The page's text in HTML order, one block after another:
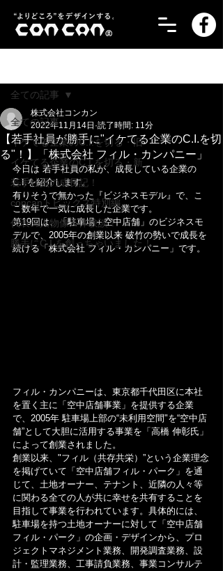
全ての記事
イケてる企業のC.I.を切る・旧
イケてる企業のC.I.を切る・新
若手社員の成長記！
concanトピックス特別編
代表の人物像＆体験談！
勝手にC.I.を創っちゃいました！
全ての記事
【若手社員が勝手に"イケてる企業のC.I.を切
る"！】「株式会社 フィル・カンパニー」
株式会社コンカン
2022年11月14日 読了時間: 11分
今日は 若手社員の私が、成長している企業の
C.I.を紹介します。
有りそうで無かった『ビジネスモデル』で、こ
こ数年で一気に成長した企業です。
第19回は、「駐車場＋空中店舗」のビジネスモ
デルで、2005年の創業以来 破竹の勢いで成長を
続ける「株式会社 フィル・カンパニー」です。
フィル・カンパニーは、東京都千代田区に本社
を置く主に「空中店舗事業」を提供する企業
で、2005年 駐車場上部の“未利用空間"を“空中店
舗”として大胆に活用する事業を「高橋 伸彰氏」
によって創業されました。
創業以来、"フィル（共存共栄）”という企業理念
を掲げていて「空中店舗フィル・パーク」を通
じて、土地オーナー、テナント、近隣の人々等
に関わる全ての人が共に幸せを共有することを
目指して事業を行われています。具体的には、
駐車場を持つ土地オーナーに対して「空中店舗
フィル・パーク」の企画・デザインから、プロ
ジェクトマネジメント業務、開発調査業務、設
計・監理業務、工事請負業務、事業コンサルテ